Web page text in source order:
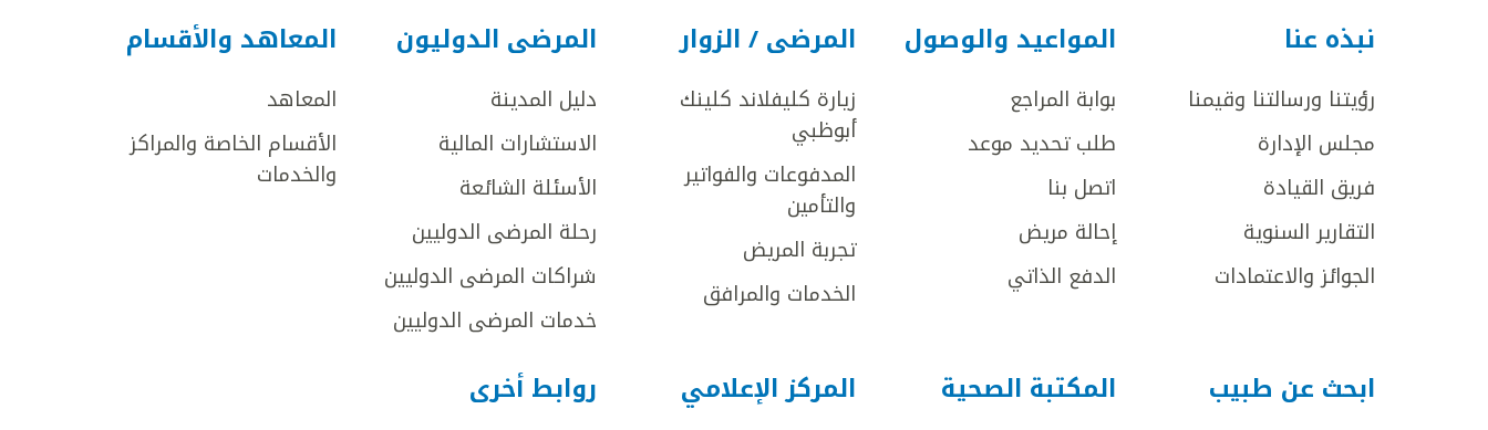
نبذه عنا
رؤيتنا ورسالتنا وقيمنا
مجلس الإدارة
فريق القيادة
التقارير السنوية
الجوائز والاعتمادات
المواعيد والوصول
بوابة المراجع
طلب تحديد موعد
اتصل بنا
إحالة مريض
الدفع الذاتي
المرضى / الزوار
زيارة كليفلاند كلينك
أبوظبي
المدفوعات والفواتير
والتأمين
تجربة المريض
الخدمات والمرافق
المرضى الدوليون
دليل المدينة
الاستشارات المالية
الأسئلة الشائعة
رحلة المرضى الدوليين
شراكات المرضى الدوليين
خدمات المرضى الدوليين
المعاهد والأقسام
المعاهد
الأقسام الخاصة والمراكز
والخدمات
ابحث عن طبيب المكتبة الصحية المركز الإعلامي روابط أخرى